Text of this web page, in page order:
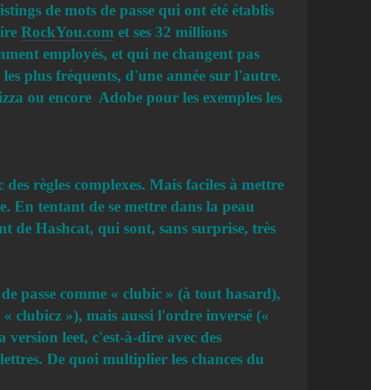
de mots de passe qui ont été établis
RockYou.com et ses 32 millions
employés, et qui ne changent pas
les plus fréquents, d'une année sur l'autre.
ou encore Adobe pour les exemples les
règles complexes. Mais faciles à mettre
En tentant de se mettre dans la peau
de Hashcat, qui sont, sans surprise, très
passe comme « clubic » (à tout hasard),
clubicz »), mais aussi l'ordre inversé («
leet, c'est-à-dire avec des
De quoi multiplier les chances du